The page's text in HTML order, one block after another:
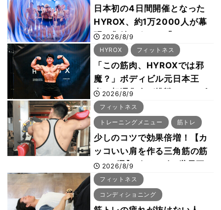
日本初の4日間開催となった
HYROX、約1万2000人が幕
張に集結 すでに「2028、
29年の大会も準備」
2026/8/9
HYROX フィットネス
「この筋肉、HYROXでは邪
魔？」ボディビル元日本王
者・相澤隼人が挑戦 バーピ
ーでは驚異の種目2位
2026/8/9
フィットネス
トレーニングメニュー 筋トレ
少しのコツで効果倍増！【カ
ッコいい肩を作る三角筋の筋
トレ6選】ボディビル世界王
者が解説！
2026/8/9
フィットネス
コンディショニング